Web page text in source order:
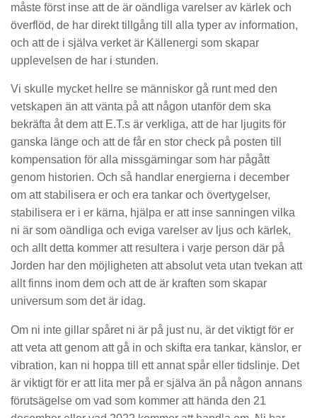
måste först inse att de är oändliga varelser av kärlek och
överflöd, de har direkt tillgång till alla typer av information,
och att de i själva verket är Källenergi som skapar
upplevelsen de har i stunden.
Vi skulle mycket hellre se människor gå runt med den
vetskapen än att vänta på att någon utanför dem ska
bekräfta åt dem att E.T.s är verkliga, att de har ljugits för
ganska länge och att de får en stor check på posten till
kompensation för alla missgärningar som har pågått
genom historien. Och så handlar energierna i december
om att stabilisera er och era tankar och övertygelser,
stabilisera er i er kärna, hjälpa er att inse sanningen vilka
ni är som oändliga och eviga varelser av ljus och kärlek,
och allt detta kommer att resultera i varje person där på
Jorden har den möjligheten att absolut veta utan tvekan att
allt finns inom dem och att de är kraften som skapar
universum som det är idag.
Om ni inte gillar spåret ni är på just nu, är det viktigt för er
att veta att genom att gå in och skifta era tankar, känslor, er
vibration, kan ni hoppa till ett annat spår eller tidslinje. Det
är viktigt för er att lita mer på er själva än på någon annans
förutsägelse om vad som kommer att hända den 21